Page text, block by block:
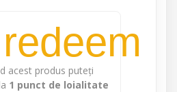
redeem
acest produs puteți
1 punct de loialitate